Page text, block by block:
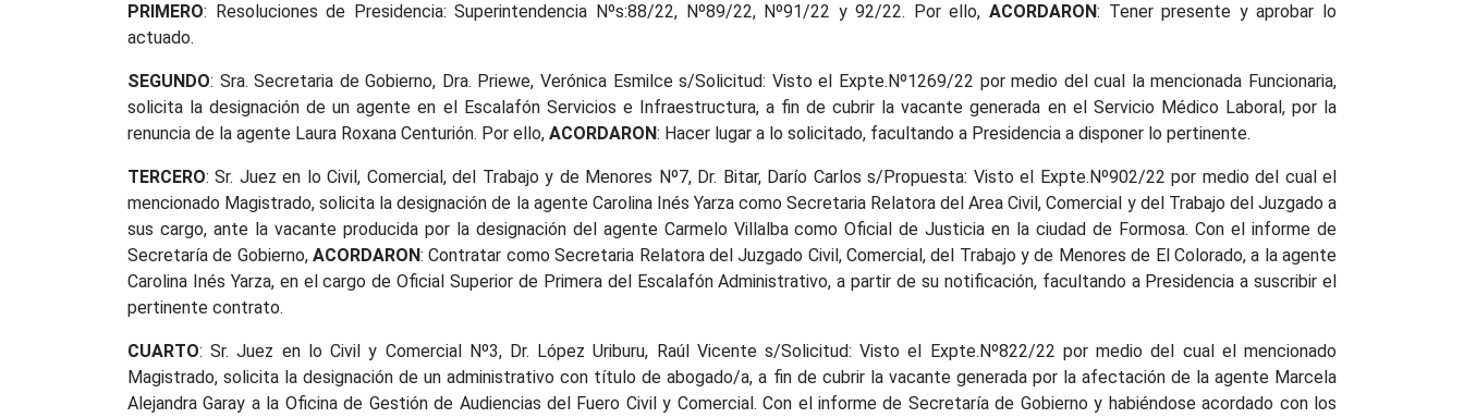
PRIMERO: Resoluciones de Presidencia: Superintendencia Nºs:88/22, Nº89/22, Nº91/22 y 92/22. Por ello,ACORDARON: Tener presente y aprobar lo
actuado.
SEGUNDO: Sra. Secretaria de Gobierno, Dra. Priewe, Verónica Esmilce s/Solicitud: Visto el Expte.Nº1269/22 por medio del cual la mencionada Funcionaria,
solicita la designación de un agente en el Escalafón Servicios e Infraestructura, a fin de cubrir la vacante generada en el Servicio Médico Laboral, por la
renuncia de la agente Laura Roxana Centurión. Por ello, ACORDARON: Hacer lugar a lo solicitado, facultando a Presidencia a disponer lo pertinente.
TERCERO: Sr. Juez en lo Civil, Comercial, del Trabajo y de Menores Nº7, Dr. Bitar, Darío Carlos s/Propuesta: Visto el Expte.Nº902/22 por medio del cual el
mencionado Magistrado, solicita la designación de la agente Carolina Inés Yarza como Secretaria Relatora del Area Civil, Comercial y del Trabajo del Juzgado a
sus cargo, ante la vacante producida por la designación del agente Carmelo Villalba como Oficial de Justicia en la ciudad de Formosa. Con el informe de
Secretaría de Gobierno,ACORDARON: Contratar como Secretaria Relatora del Juzgado Civil, Comercial, del Trabajo y de Menores de El Colorado, a la agente
Carolina Inés Yarza, en el cargo de Oficial Superior de Primera del Escalafón Administrativo, a partir de su notificación, facultando a Presidencia a suscribir el
pertinente contrato.
CUARTO: Sr. Juez en lo Civil y Comercial Nº3, Dr. López Uriburu, Raúl Vicente s/Solicitud: Visto el Expte.Nº822/22 por medio del cual el mencionado
Magistrado, solicita la designación de un administrativo con título de abogado/a, a fin de cubrir la vacante generada por la afectación de la agente Marcela
Alejandra Garay a la Oficina de Gestión de Audiencias del Fuero Civil y Comercial. Con el informe de Secretaría de Gobierno y habiéndose acordado con los